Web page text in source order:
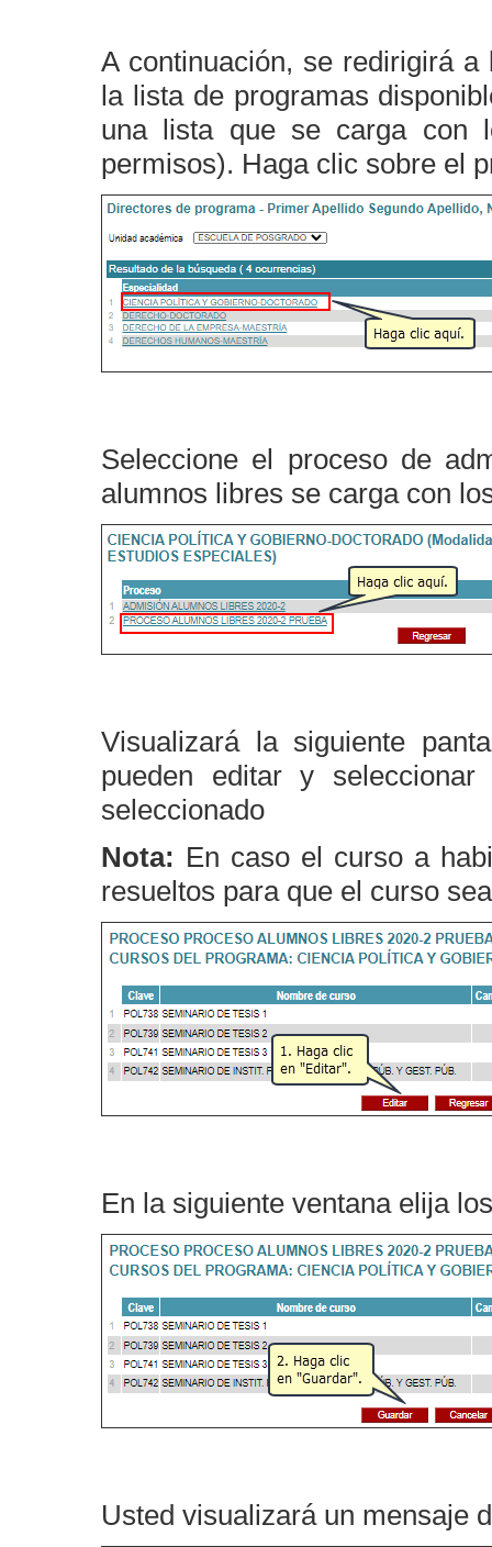
A continuación, se redirigirá
la lista de programas
una lista que se carga con
permisos). Haga clic sobre el
Seleccione el proceso de
alumnos libres se carga con
Visualizará la siguiente
pueden editar y
seleccionado
Nota: En caso el curso a
resueltos para que el curso
En la siguiente ventana elija
Usted visualizará un mensaje